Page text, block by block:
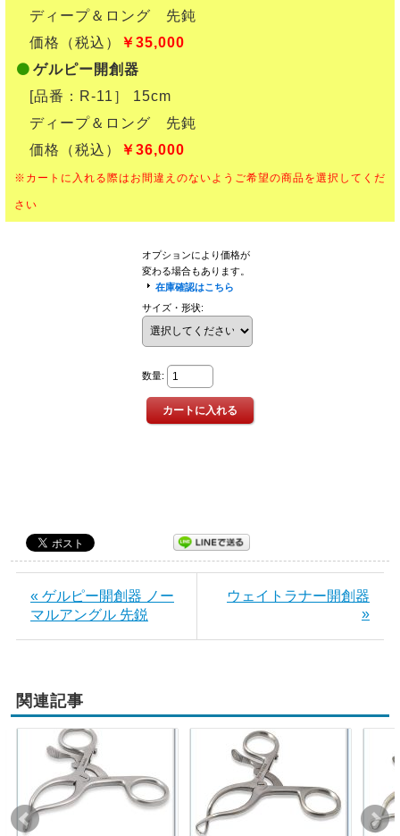
ディープ＆ロング 先鈍
価格（税込）
￥35,000
ゲルピー開創器
[品番：R-11］ 15cm
ディープ＆ロング 先鈍
価格（税込）
￥36,000
※カートに入れる際はお間違えのないようご希望の商品を選択してくだ
さい
« ゲルピー開創器 ノー
マルアングル 先鋭
ウェイトラナー開創器
»
関連記事